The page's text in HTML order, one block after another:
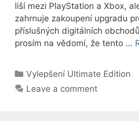
liší mezi PlayStation a Xbox,
zahrnuje zakoupení upgradu
příslušných digitálních
prosím na vědomí, že tento …
Categories
Vylepšení Ultimate Edition
Leave a comment